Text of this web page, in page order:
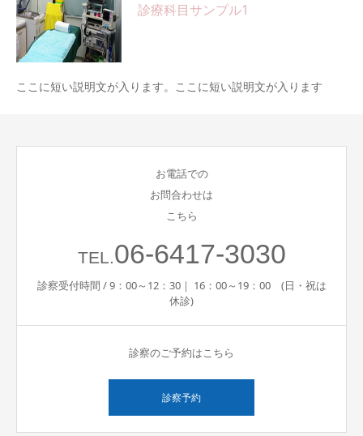
診療科目サンプル1
ここに短い説明文が入ります。ここに短い説明文が入ります
お電話での
お問合わせは
こちら
TEL.06-6417-3030
診察受付時間 / 9：00～12：30｜ 16：00～19：00 (日・祝は
休診)
診察のご予約はこちら
診察予約